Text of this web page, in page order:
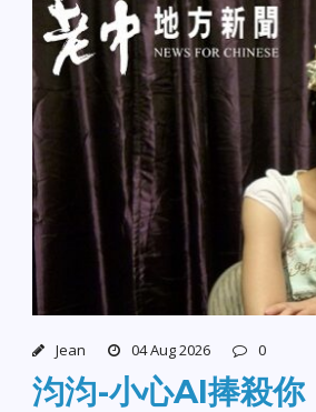
Jean 04 Aug 2026 0
汮汮-小心AI捧殺你